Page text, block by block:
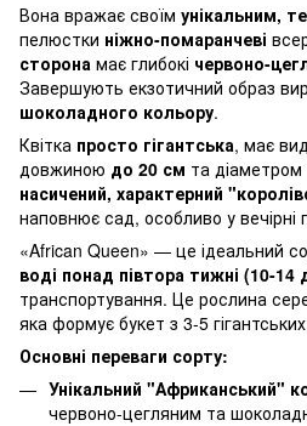
Вона вражає своїм унікальним,
пелюстки ніжно-помаранчеві
сторона має глибокі червоно-
Завершують екзотичний образ
шоколадного кольору.
Квітка просто гігантська, має
довжиною до 20 см та діаметром
насичений, характерний
наповнює сад, особливо у вечірні
«African Queen» — це ідеальний
воді понад півтора тижні (10-14
транспортування. Це рослина
яка формує букет з 3-5 гігантських
Основні переваги сорту:
Унікальний "Африканський"
червоно-цегляним та